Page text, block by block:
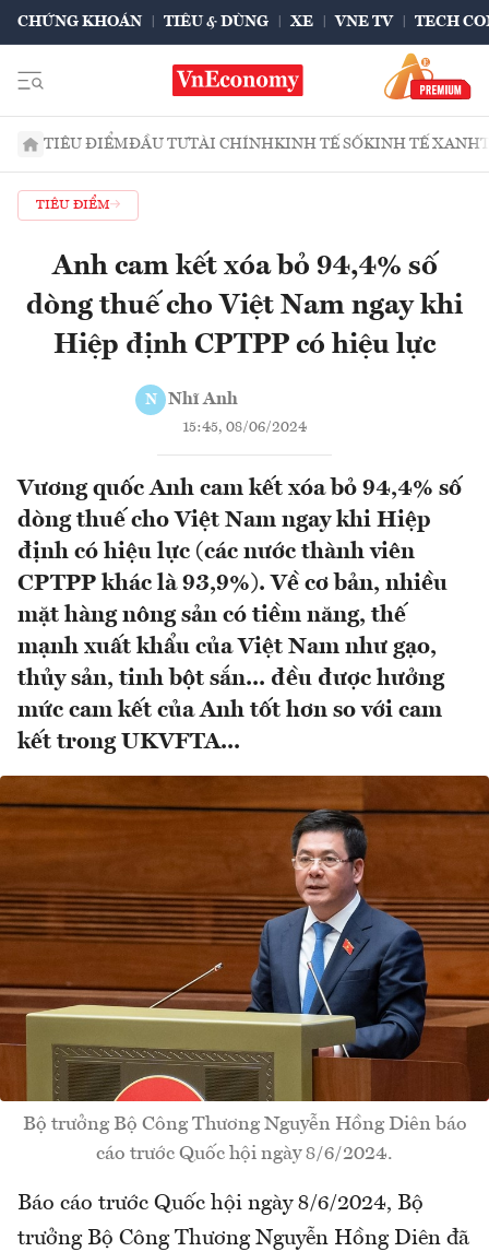
CHỨNG KHOÁN TIÊU & DÙNG XE VNE TV TECH
TIÊU ĐIỂMĐẦU TƯTÀI CHÍNHKINH TẾ SỐKINH TẾ XANH
TIÊU ĐIỂM
Anh cam kết xóa bỏ 94,4% số
dòng thuế cho Việt Nam ngay khi
Hiệp định CPTPP có hiệu lực
N Nhĩ Anh
15:45, 08/06/2024
Vương quốc Anh cam kết xóa bỏ 94,4% số
dòng thuế cho Việt Nam ngay khi Hiệp
định có hiệu lực (các nước thành viên
CPTPP khác là 93,9%). Về cơ bản, nhiều
mặt hàng nông sản có tiềm năng, thế
mạnh xuất khẩu của Việt Nam như gạo,
thủy sản, tinh bột sắn... đều được hưởng
mức cam kết của Anh tốt hơn so với cam
kết trong UKVFTA...
Bộ trưởng Bộ Công Thương Nguyễn Hồng Diên báo
cáo trước Quốc hội ngày 8/6/2024.
Báo cáo trước Quốc hội ngày 8/6/2024, Bộ
trưởng Bộ Công Thương Nguyễn Hồng Diên đã